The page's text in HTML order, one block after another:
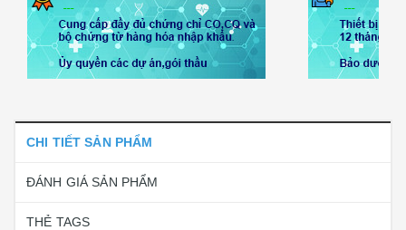
CHI TIẾT SẢN PHẨM
ĐÁNH GIÁ SẢN PHẨM
THẺ TAGS